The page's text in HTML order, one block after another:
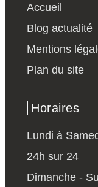
Accueil
Blog actualité
Mentions
Plan du site
Horaires
Lundi à
24h sur 24
Dimanche -